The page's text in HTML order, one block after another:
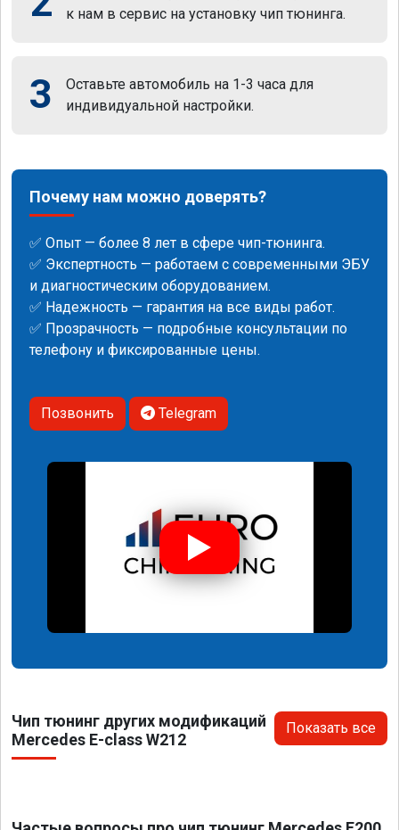
к нам в сервис на установку чип тюнинга.
3
Оставьте автомобиль на 1-3 часа для
индивидуальной настройки.
Почему нам можно доверять?
✅ Опыт — более 8 лет в сфере чип-тюнинга.
✅ Экспертность — работаем с современными ЭБУ
и диагностическим оборудованием.
✅ Надежность — гарантия на все виды работ.
✅ Прозрачность — подробные консультации по
телефону и фиксированные цены.
Позвонить Telegram
Чип тюнинг других модификаций
Mercedes E-class W212
Показать все